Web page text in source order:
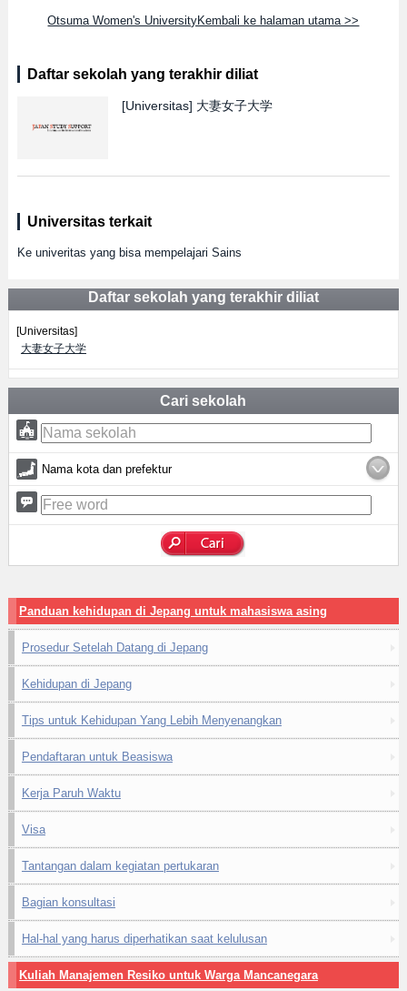
Otsuma Women's UniversityKembali ke halaman utama >>
Daftar sekolah yang terakhir diliat
[Universitas] 大妻女子大学
Universitas terkait
Ke univeritas yang bisa mempelajari Sains
Daftar sekolah yang terakhir diliat
[Universitas]
大妻女子大学
Cari sekolah
Nama kota dan prefektur
Panduan kehidupan di Jepang untuk mahasiswa asing
Prosedur Setelah Datang di Jepang
Kehidupan di Jepang
Tips untuk Kehidupan Yang Lebih Menyenangkan
Pendaftaran untuk Beasiswa
Kerja Paruh Waktu
Visa
Tantangan dalam kegiatan pertukaran
Bagian konsultasi
Hal-hal yang harus diperhatikan saat kelulusan
Kuliah Manajemen Resiko untuk Warga Mancanegara